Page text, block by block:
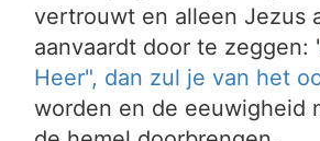
vertrouwt en alleen Jezus
aanvaardt door te zeggen: "
Heer", dan zul je van het
worden en de eeuwigheid